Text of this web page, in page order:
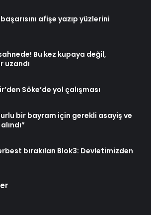
afişe yazıp yüzlerini
Bu kez kupaya değil,
uzandı
Söke’de yol çalışması
bir bayram için gerekli asayiş ve
bırakılan Blok3: Devletimizden